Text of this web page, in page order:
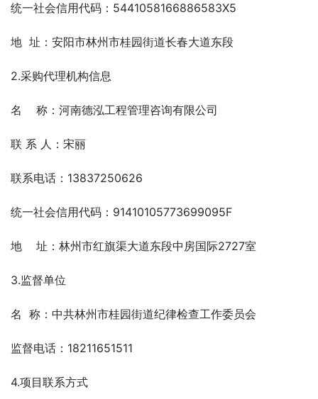
统一社会信用代码：5441058166886583X5
地  址：安阳市林州市桂园街道长春大道东段
2.采购代理机构信息
名    称：河南德泓工程管理咨询有限公司
联 系 人：宋丽
联系电话：13837250626
统一社会信用代码：91410105773699095F
地    址：林州市红旗渠大道东段中房国际2727室
3.监督单位
名  称：中共林州市桂园街道纪律检查工作委员会
监督电话：18211651511
4.项目联系方式